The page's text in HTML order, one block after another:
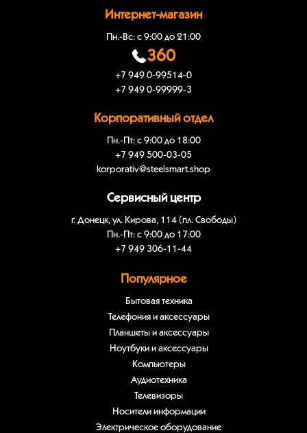
Интернет-магазин
Пн.-Вс: с 9:00 до 21:00
360
+7 949 0-99514-0
+7 949 0-99999-3
Корпоративный отдел
Пн.-Пт: с 9:00 до 18:00
+7 949 500-03-05
korporativ@steelsmart.shop
Сервисный центр
г. Донецк, ул. Кирова, 114 (пл. Свободы)
Пн.-Пт: с 9:00 до 17:00
+7 949 306-11-44
Популярное
Бытовая техника
Телефония и аксессуары
Планшеты и аксессуары
Ноутбуки и аксессуары
Компьютеры
Аудиотехника
Телевизоры
Носители информации
Электрическое оборудование